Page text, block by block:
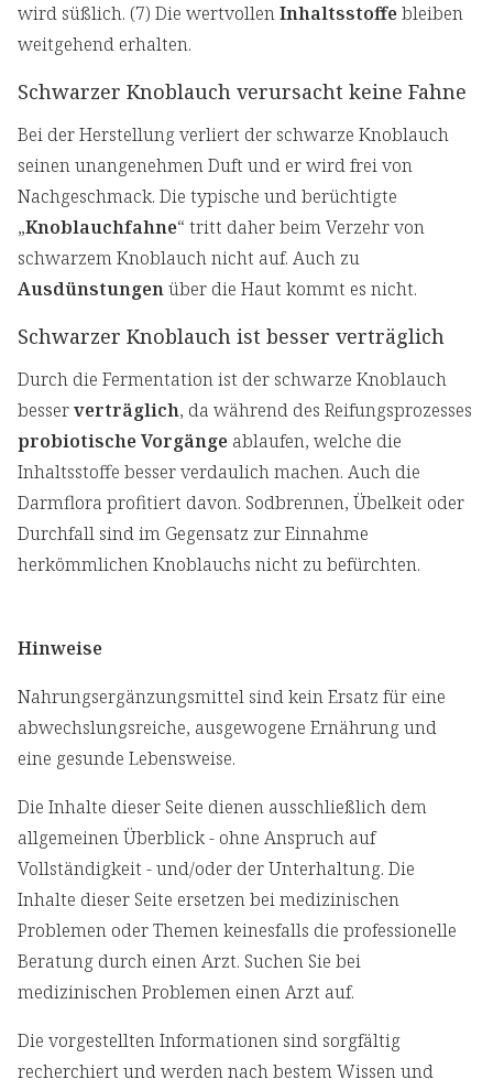
wird süßlich. (7) Die wertvollenInhaltsstoffebleiben
weitgehend erhalten.
Schwarzer Knoblauch verursacht keine Fahne
Bei der Herstellung verliert der schwarze Knoblauch
seinen unangenehmen Duft und er wird frei von
Nachgeschmack. Die typische und berüchtigte
„Knoblauchfahne“ tritt daher beim Verzehr von
schwarzem Knoblauch nicht auf. Auch zu
Ausdünstungenüber die Haut kommt es nicht.
Schwarzer Knoblauch ist besser verträglich
Durch die Fermentation ist der schwarze Knoblauch
besserverträglich, da während des Reifungsprozesses
probiotische Vorgänge ablaufen, welche die
Inhaltsstoffe besser verdaulich machen. Auch die
Darmflora profitiert davon. Sodbrennen, Übelkeit oder
Durchfall sind im Gegensatz zur Einnahme
herkömmlichen Knoblauchs nicht zu befürchten.
Hinweise
Nahrungsergänzungsmittel sind kein Ersatz für eine
abwechslungsreiche, ausgewogene Ernährung und
eine gesunde Lebensweise.
Die Inhalte dieser Seite dienen ausschließlich dem
allgemeinen Überblick - ohne Anspruch auf
Vollständigkeit - und/oder der Unterhaltung. Die
Inhalte dieser Seite ersetzen bei medizinischen
Problemen oder Themen keinesfalls die professionelle
Beratung durch einen Arzt. Suchen Sie bei
medizinischen Problemen einen Arzt auf.
Die vorgestellten Informationen sind sorgfältig
recherchiert und werden nach bestem Wissen und